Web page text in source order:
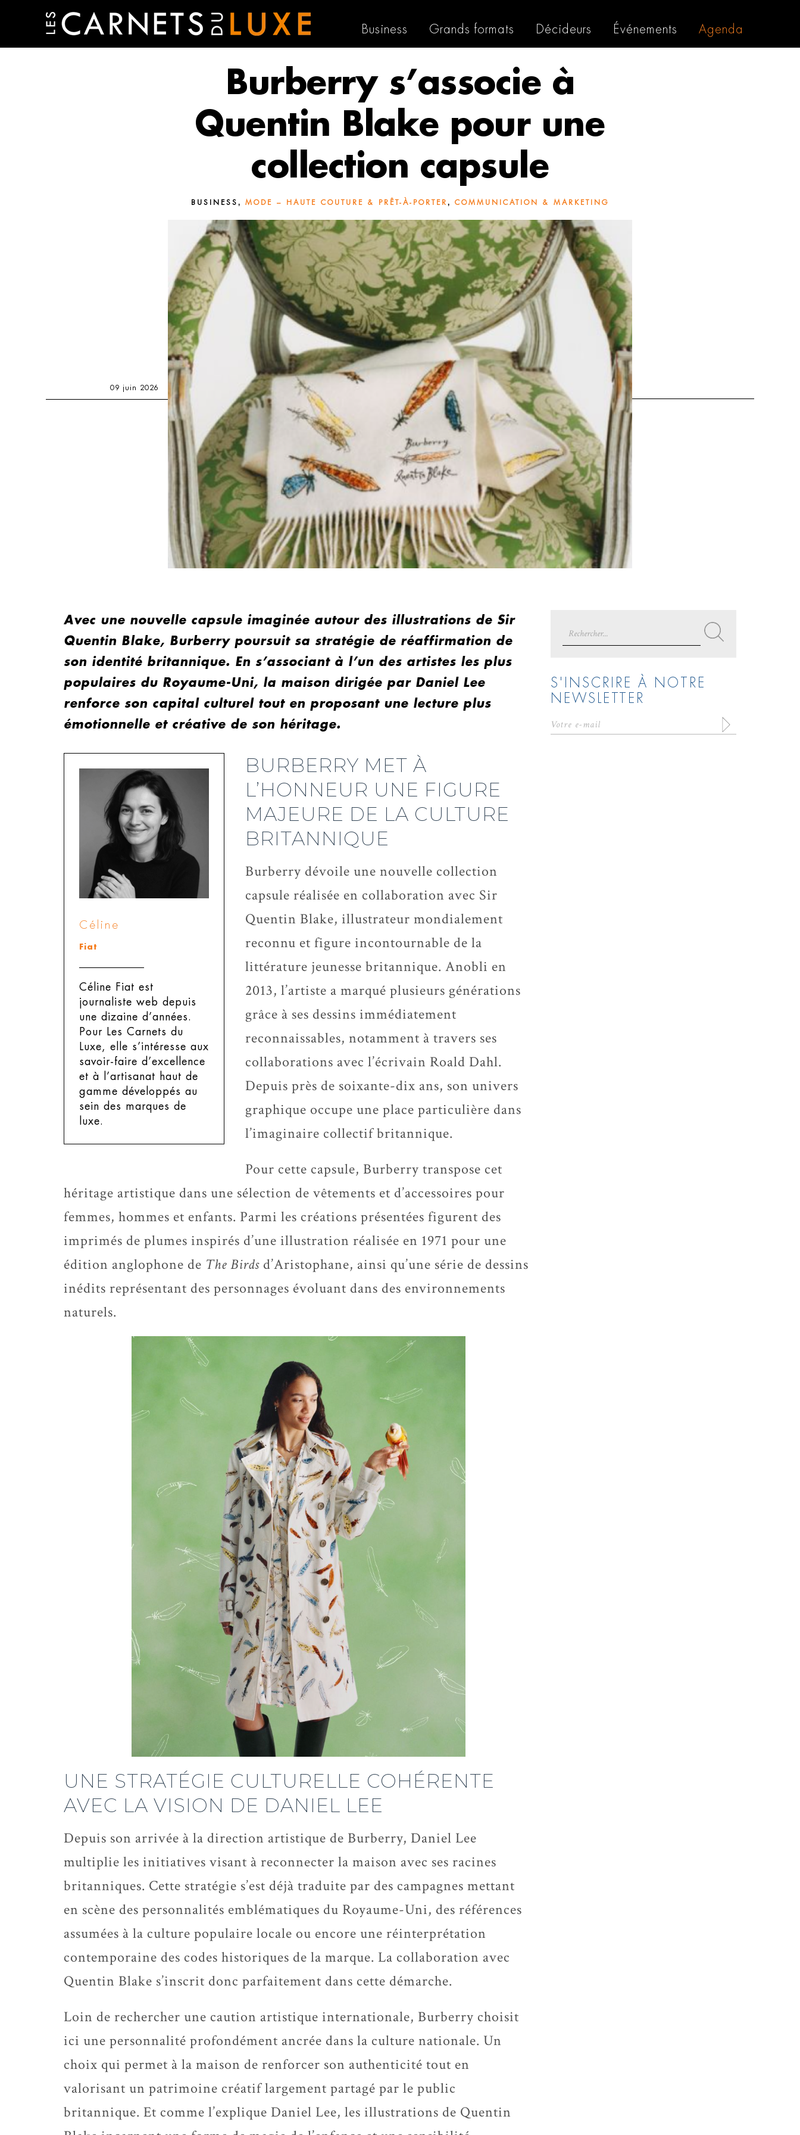
Business Grands formats Décideurs Événements Agenda
Burberry s’associe à
Quentin Blake pour une
collection capsule
BUSINESS , MODE – HAUTE COUTURE & PRÊT-À-PORTER , COMMUNICATION & MARKETING
09 juin 2026
Avec une nouvelle capsule imaginée autour des illustrations de Sir
Quentin Blake, Burberry poursuit sa stratégie de réaffirmation de
son identité britannique. En s’associant à l’un des artistes les plus
populaires du Royaume-Uni, la maison dirigée par Daniel Lee
renforce son capital culturel tout en proposant une lecture plus
émotionnelle et créative de son héritage.
Céline
Fiat
Céline Fiat est
journaliste web depuis
une dizaine d’années.
Pour Les Carnets du
Luxe, elle s’intéresse aux
savoir-faire d’excellence
et à l’artisanat haut de
gamme développés au
sein des marques de
luxe.
BURBERRY MET À
L’HONNEUR UNE FIGURE
MAJEURE DE LA CULTURE
BRITANNIQUE
Burberry dévoile une nouvelle collection
capsule réalisée en collaboration avec Sir
Quentin Blake, illustrateur mondialement
reconnu et figure incontournable de la
littérature jeunesse britannique. Anobli en
2013, l’artiste a marqué plusieurs générations
grâce à ses dessins immédiatement
reconnaissables, notamment à travers ses
collaborations avec l’écrivain Roald Dahl.
Depuis près de soixante-dix ans, son univers
graphique occupe une place particulière dans
l’imaginaire collectif britannique.
Pour cette capsule, Burberry transpose cet
héritage artistique dans une sélection de vêtements et d’accessoires pour
femmes, hommes et enfants. Parmi les créations présentées figurent des
imprimés de plumes inspirés d’une illustration réalisée en 1971 pour une
édition anglophone de The Birds d’Aristophane, ainsi qu’une série de dessins
inédits représentant des personnages évoluant dans des environnements
naturels.
UNE STRATÉGIE CULTURELLE COHÉRENTE
AVEC LA VISION DE DANIEL LEE
Depuis son arrivée à la direction artistique de Burberry, Daniel Lee
multiplie les initiatives visant à reconnecter la maison avec ses racines
britanniques. Cette stratégie s’est déjà traduite par des campagnes mettant
en scène des personnalités emblématiques du Royaume-Uni, des références
assumées à la culture populaire locale ou encore une réinterprétation
contemporaine des codes historiques de la marque. La collaboration avec
Quentin Blake s’inscrit donc parfaitement dans cette démarche.
Loin de rechercher une caution artistique internationale, Burberry choisit
ici une personnalité profondément ancrée dans la culture nationale. Un
choix qui permet à la maison de renforcer son authenticité tout en
valorisant un patrimoine créatif largement partagé par le public
britannique. Et comme l’explique Daniel Lee, les illustrations de Quentin
for:
S'INSCRIRE À NOTRE
NEWSLETTER